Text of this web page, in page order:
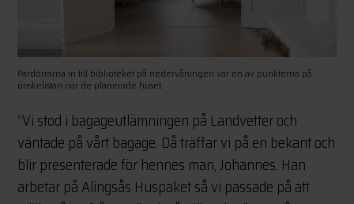
Pardörrarna in till biblioteket på nedervåningen var en av punkterna på
önskelistan när de planerade huset.
“Vi stod i bagageutlämningen på Landvetter och
väntade på vårt bagage. Då träffar vi på en bekant och
blir presenterade för hennes man, Johannes. Han
arbetar på Alingsås Huspaket så vi passade på att